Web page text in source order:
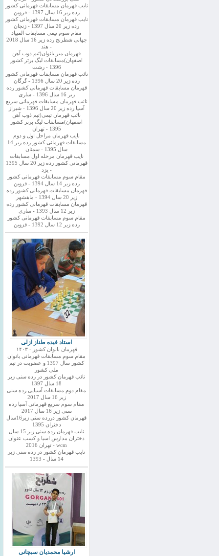
نایب قهرمان مسابقات قهرمانی کشور
رده زیر 16 سال 1397 - قزوین
نایب قهرمان مسابقات قهرمانی کشور
رده زیر 20 سال 1397 - زنجان
مقام سوم تیمی مسابقات المپیاد
جهانی شطرنج رده زیر 16 سال 2018
- هند
قهرمان میز بانوان(تیم ذوب آهن
اصفهان)مسابقات لیگ برتر کشور
1396 - رشت
نائب قهرمان مسابقات قهرمانی کشور
رده زیر 20 سال 1396 - گرگان
قهرمان مسابقات قهرمانی کشور رده
زیر 16 سال 1396 - ساری
نائب قهرمان مسابقات قهرمانی سریع
آسیا رده زیر 20 سال 1396 - شیراز
نائب قهرمان تیمی(تیم ذوب آهن
اصفهان)مسابقات لیگ برتر کشور
1395 - تهران
نایب قهرمان مراحل اول و دوم
مسابقات قهرمانی کشور رده زیر 14
سال 1395 - سمنان
نایب قهرمان مرحله اول مسابقات
قهرمانی کشور رده زیر 20 سال 1395
- یزد
مقام سوم مسابقات قهرمانی کشور
رده زیر 14 سال 1394 - قزوین
قهرمان مسابقات قهرمانی کشور رده
زیر 20 سال 1394 - ماهشهر
قهرمان مسابقات قهرمانی کشور رده
زیر 12 سال 1393 - ساری
مقام سوم مسابقات قهرمانی کشور
رده زیر 12 سال 1392 - قزوین
استاد فیده طناز ازلی
قهرمان بانوان کشور - ۱۴۰۳
مقام سوم مسابقات قهرمانی بانوان
کشور سال 1397 و عضویت در تیم
ملی کشور
نائب قهرمان کشور در رده سنی زیر
18 سال 1397
مقام دوم مسابقات آسیایی رده سنی
زیر 16 سال 2017
مقام سوم سریع قهرمانی آسیا رده
سنی زیر 16 سال 2017
قهرمان کشور دررده سنی زیر16سال
دختران 1395
نایب قهرمان رده سنی زیر 15 سال
دختران مدارس اسیا و کسب عنوان
wcm - تهران 2016
نایب قهرمان کشور در رده سنی زیر
14 سال - 1393
ارشیا محمدیان سبچانی